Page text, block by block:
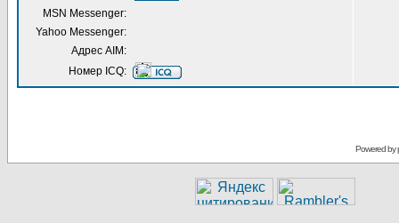
MSN Messenger:
Yahoo Messenger:
Адрес AIM:
Номер ICQ:
Powered by